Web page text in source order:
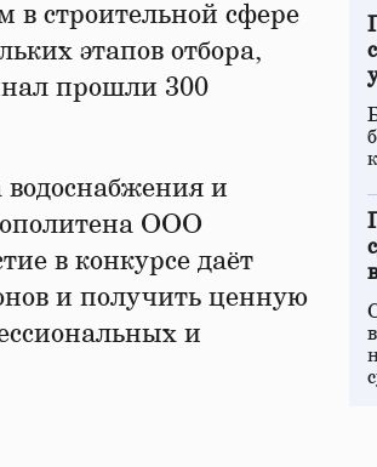
в строительной сфере
этапов отбора,
прошли 300
водоснабжения и
ООО
в конкурсе даёт
и получить ценную
и